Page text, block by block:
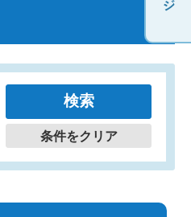
条件をクリア